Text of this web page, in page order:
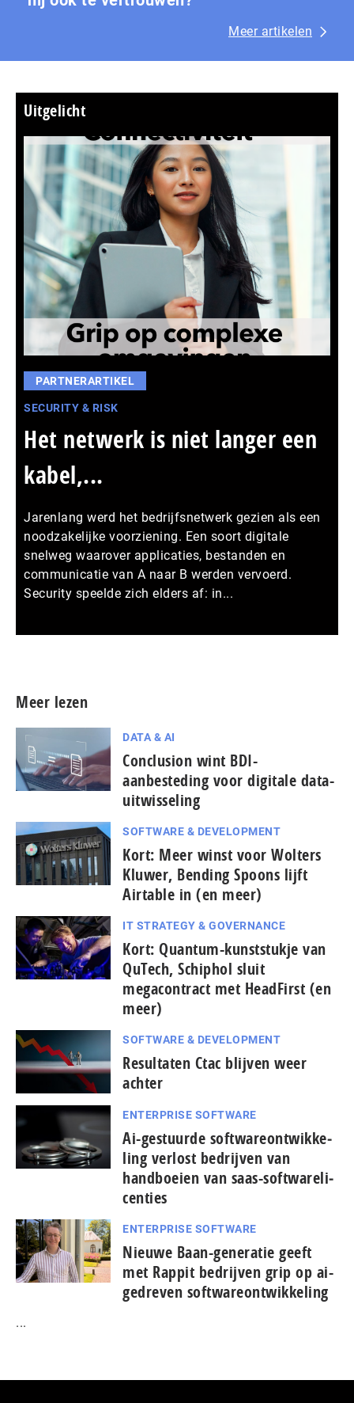
Meer artikelen
Uitgelicht
PARTNERARTIKEL
SECURITY & RISK
Het netwerk is niet langer een
kabel,...
Jarenlang werd het bedrijfsnetwerk gezien als een
noodzakelijke voorziening. Een soort digitale
snelweg waarover applicaties, bestanden en
communicatie van A naar B werden vervoerd.
Security speelde zich elders af: in...
Meer lezen
DATA & AI
Conclusion wint BDI-
aanbesteding voor digitale data-
uitwisseling
SOFTWARE & DEVELOPMENT
Kort: Meer winst voor Wolters
Kluwer, Bending Spoons lijft
Airtable in (en meer)
IT STRATEGY & GOVERNANCE
Kort: Quantum-kunststukje van
QuTech, Schiphol sluit
megacontract met HeadFirst (en
meer)
SOFTWARE & DEVELOPMENT
Resultaten Ctac blijven weer
achter
ENTERPRISE SOFTWARE
Ai-gestuurde soft­wa­re­ont­wik­ke­
ling verlost bedrijven van
handboeien van saas-soft­wa­re­li­
cen­ties
ENTERPRISE SOFTWARE
Nieuwe Baan-generatie geeft
met Rappit bedrijven grip op ai-
gedreven softwareontwikkeling
...